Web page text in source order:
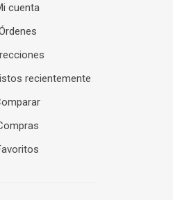
cuenta
recientemente